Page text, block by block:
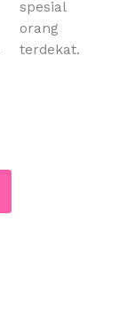
spesial
orang
terdekat.